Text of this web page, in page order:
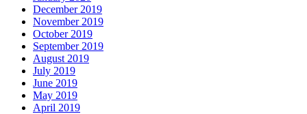
December 2019
November 2019
October 2019
September 2019
August 2019
July 2019
June 2019
May 2019
April 2019